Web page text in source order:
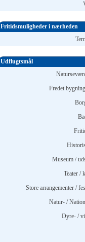
Fritidsmuligheder i nærheden
Udflugtsmål
Fredet
Museum /
Teater /
Store arrangementer /
Natur- /
Dyre- /